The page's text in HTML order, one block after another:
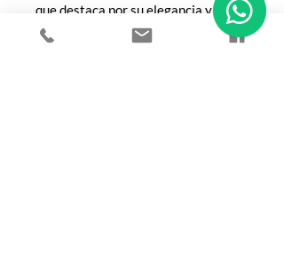
que destaca por su elegancia y
capacidad de generar recuerdos